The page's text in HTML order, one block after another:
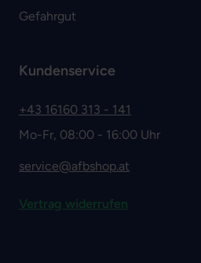
Gefahrgut
Kundenservice
+43 16160 313 - 141
Mo-Fr, 08:00 - 16:00 Uhr
service@afbshop.at
Vertrag widerrufen